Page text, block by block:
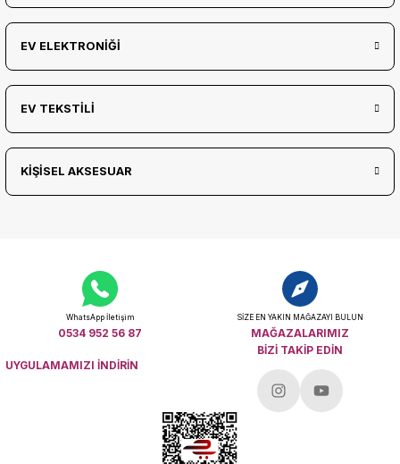
EV ELEKTRONİĞİ
EV TEKSTİLİ
KİŞİSEL AKSESUAR
WhatsApp İletişim
0534 952 56 87
SİZE EN YAKIN MAĞAZAYI BULUN
MAĞAZALARIMIZ
UYGULAMAMIZI İNDİRİN
BİZİ TAKİP EDİN